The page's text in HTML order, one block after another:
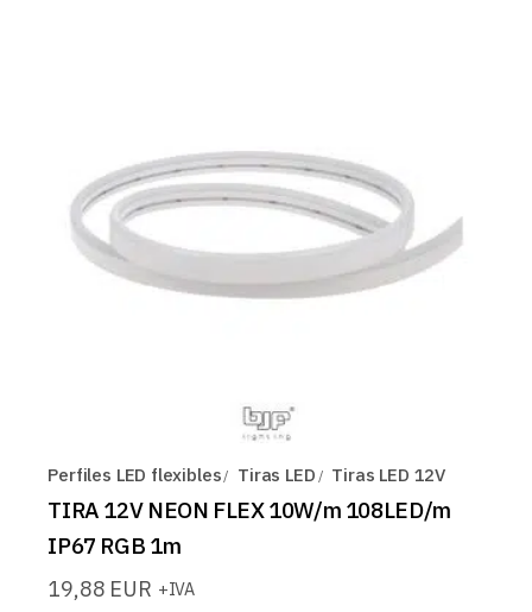
Perfiles LED flexibles Tiras LED Tiras LED 12V
TIRA 12V NEON FLEX 10W/m 108LED/m
IP67 RGB 1m
19,88 EUR +IVA